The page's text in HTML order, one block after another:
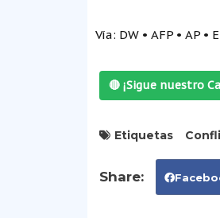
Vía: DW • AFP • AP •
🔴 ¡Sigue nuestro
Etiquetas